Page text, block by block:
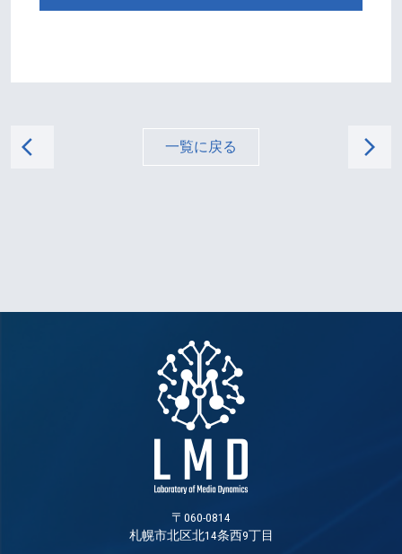
arrow_back_ios 一覧に戻る arrow_forward_ios
〒060-0814
札幌市北区北14条西9丁目